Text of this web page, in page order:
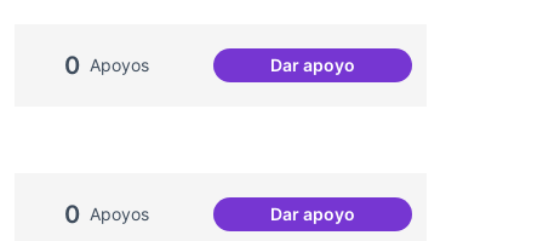
0 Apoyos Dar apoyoMés processos
0 Apoyos Dar apoyoRedefinició Casal de Barri